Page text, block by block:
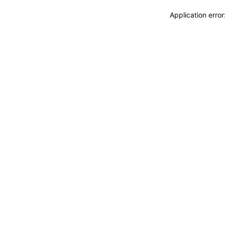
Application